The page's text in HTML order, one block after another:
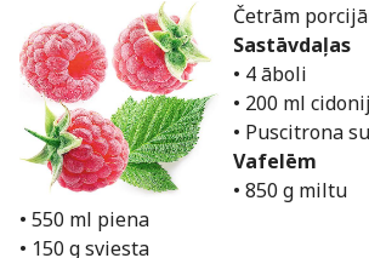
Četrām
Sastāvdaļas
• 4 āboli
• 200 ml
• Puscitrona
Vafelēm
• 850 g miltu
• 550 ml piena
• 150 g sviesta